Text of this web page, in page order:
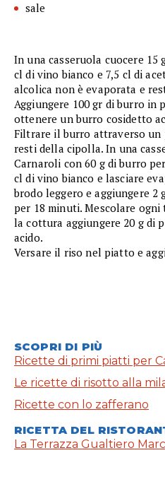
sale
In una casseruola cuocere
cl di vino bianco e 7,5 cl di
alcolica non è evaporata e
Aggiungere 100 gr di burro in
ottenere un burro cosidetto
Filtrare il burro attraverso un
resti della cipolla. In una
Carnaroli con 60 g di burro
cl di vino bianco e lasciare
brodo leggero e aggiungere 2
per 18 minuti. Mescolare
la cottura aggiungere 20 g di
acido.
Versare il riso nel piatto e
SCOPRI DI PIÙ
Ricette di primi piatti per
Le ricette di risotto alla
Ricette con lo zafferano
RICETTA DEL
La Terrazza Gualtiero